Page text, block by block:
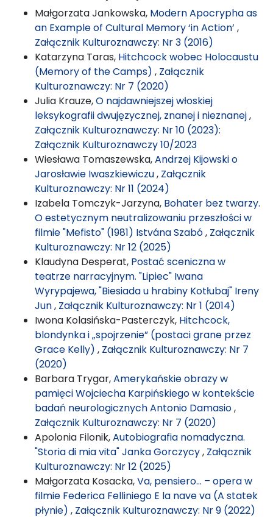
Małgorzata Jankowska, Modern Apocrypha as
an Example of Cultural Memory ‘in Action’ ,
Załącznik Kulturoznawczy: Nr 3 (2016)
Katarzyna Taras, Hitchcock wobec Holocaustu
(Memory of the Camps) , Załącznik
Kulturoznawczy: Nr 7 (2020)
Julia Krauze,O najdawniejszej włoskiej
leksykografii dwujęzycznej, znanej i nieznanej,
Załącznik Kulturoznawczy: Nr 10 (2023):
Załącznik Kulturoznawczy 10/2023
Wiesława Tomaszewska,Andrzej Kijowski o
Jarosławie Iwaszkiewiczu, Załącznik
Kulturoznawczy: Nr 11 (2024)
Izabela Tomczyk-Jarzyna, Bohater bez twarzy.
O estetycznym neutralizowaniu przeszłości w
filmie "Mefisto" (1981) Istvána Szabó, Załącznik
Kulturoznawczy: Nr 12 (2025)
Klaudyna Desperat, Postać sceniczna w
teatrze narracyjnym. "Lipiec" Iwana
Wyrypajewa, "Biesiada u hrabiny Kotłubaj" Ireny
Jun, Załącznik Kulturoznawczy: Nr 1 (2014)
Iwona Kolasińska-Pasterczyk, Hitchcock,
blondynka i „spojrzenie” (postaci grane przez
Grace Kelly) , Załącznik Kulturoznawczy: Nr 7
(2020)
Barbara Trygar,Amerykańskie obrazy w
pamięci Wojciecha Karpińskiego w kontekście
badań neurologicznych Antonio Damasio,
Załącznik Kulturoznawczy: Nr 7 (2020)
Apolonia Filonik,Autobiografia nomadyczna.
"Storia di mia vita" Janka Gorczycy, Załącznik
Kulturoznawczy: Nr 12 (2025)
Małgorzata Kosacka,Va, pensiero… – opera w
filmie Federica Felliniego E la nave va (A statek
płynie) , Załącznik Kulturoznawczy: Nr 9 (2022)